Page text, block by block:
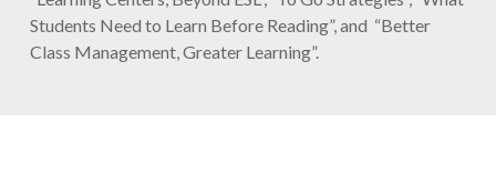
Students Need to Learn Before Reading”, and “Better
Class Management, Greater Learning”.